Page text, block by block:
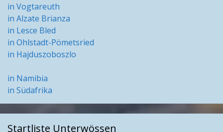
in Vogtareuth
in Alzate Brianza
in Lesce Bled
in Ohlstadt-Pömetsried
in Hajduszoboszlo
in Namibia
in Südafrika
Startliste Unterwössen